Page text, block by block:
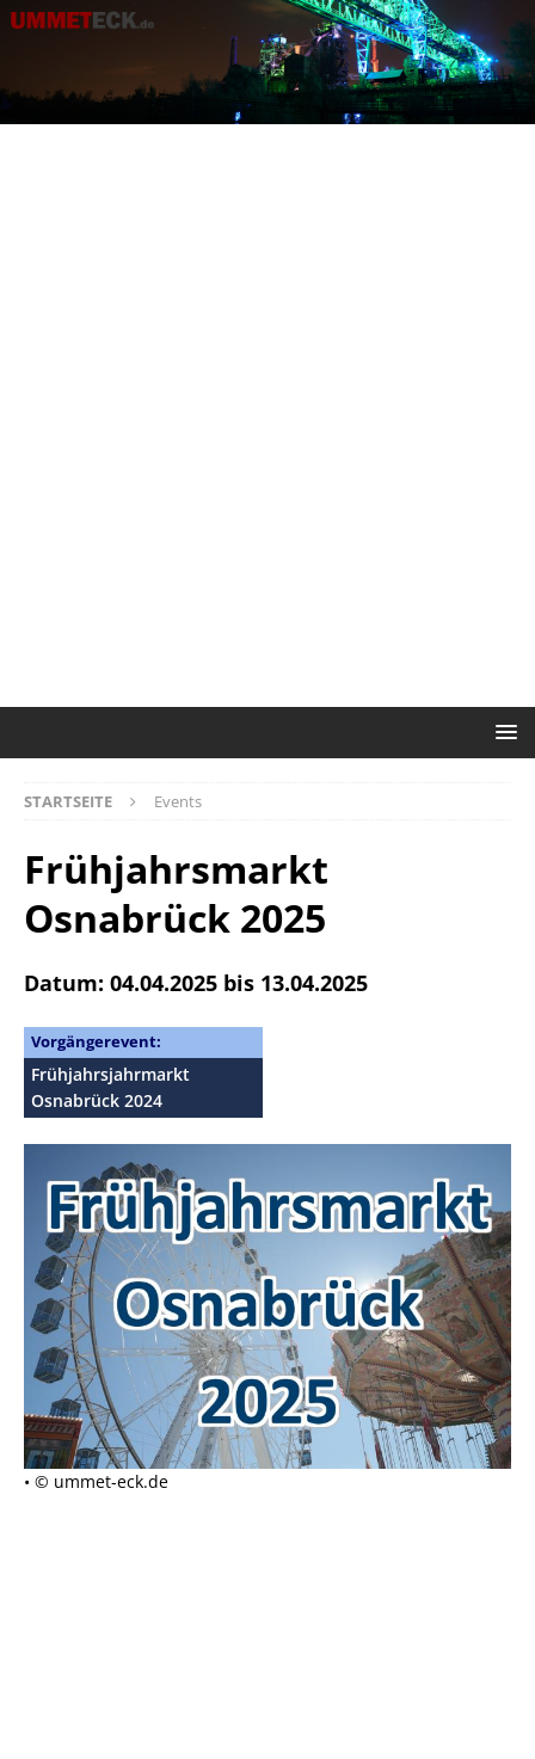
STARTSEITE Events
Frühjahrsmarkt
Osnabrück 2025
Datum: 04.04.2025 bis 13.04.2025
Vorgängerevent:
Frühjahrsjahrmarkt
Osnabrück 2024
• © ummet-eck.de